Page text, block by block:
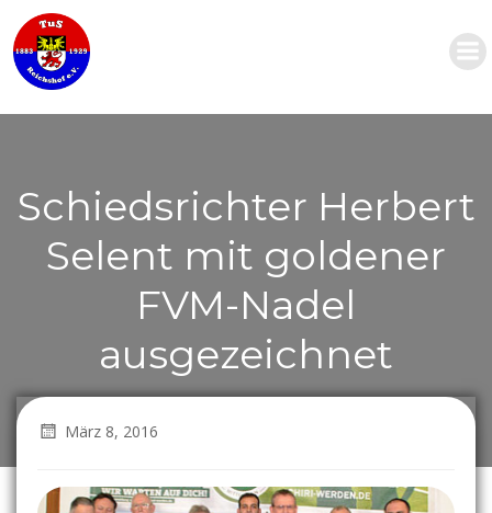
Schiedsrichter Herbert
Selent mit goldener
FVM-Nadel
ausgezeichnet
März 8, 2016